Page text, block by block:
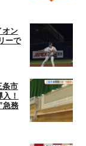
オン
ーで
条市
！
急務